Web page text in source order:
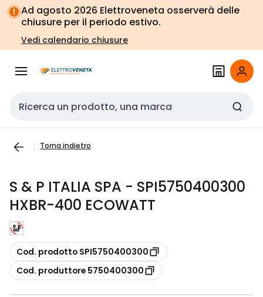
Vai alla
navigazione
Vai
alla
pagina
Ad agosto 2026 Elettroveneta osserverà delle
chiusure per il periodo estivo.
Vedi calendario chiusure
Cerca input
Torna indietro
S & P ITALIA SPA - SPI5750400300
HXBR-400 ECOWATT
copia
Cod. prodotto SPI5750400300
copia
Cod. produttore 5750400300